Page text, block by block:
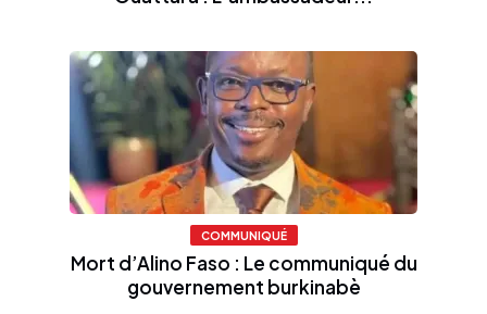
COMMUNIQUÉ
Mort d’Alino Faso : Le communiqué du
gouvernement burkinabè